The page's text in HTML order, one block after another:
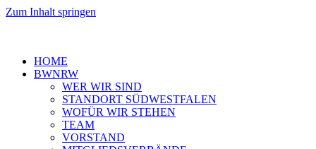
Zum Inhalt springen
HOME
BWNRW
WER WIR SIND
STANDORT SÜDWESTFALEN
WOFÜR WIR STEHEN
TEAM
VORSTAND